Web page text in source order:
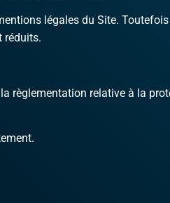
légales du Site.
réduits.
règlementation relative à la